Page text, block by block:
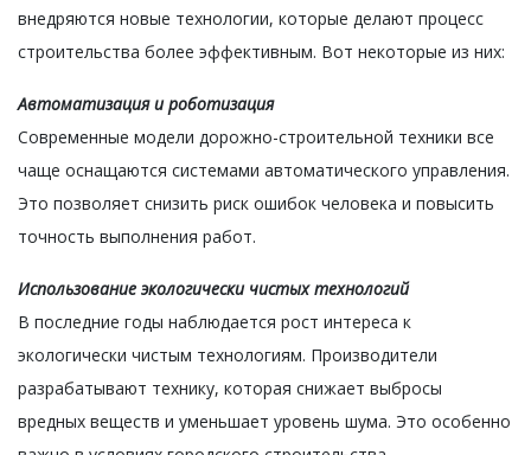
внедряются новые технологии, которые делают процесс
строительства более эффективным. Вот некоторые из них:
Автоматизация и роботизация
Современные модели дорожно-строительной техники все
чаще оснащаются системами автоматического управления.
Это позволяет снизить риск ошибок человека и повысить
точность выполнения работ.
Использование экологически чистых технологий
В последние годы наблюдается рост интереса к
экологически чистым технологиям. Производители
разрабатывают технику, которая снижает выбросы
вредных веществ и уменьшает уровень шума. Это особенно